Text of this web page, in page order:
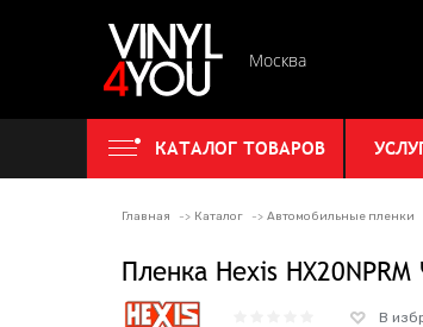
Москва
КАТАЛОГ ТОВАРОВ
Главная Каталог Автомобильные пленки
Пленка Hexis
В